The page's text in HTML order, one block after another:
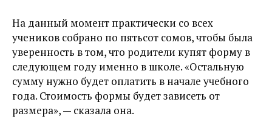
На данный момент практически со всех
учеников собрано по пятьсот сомов, чтобы была
уверенность в том, что родители купят форму в
следующем году именно в школе. «Остальную
сумму нужно будет оплатить в начале учебного
года. Стоимость формы будет зависеть от
размера», — сказала она.